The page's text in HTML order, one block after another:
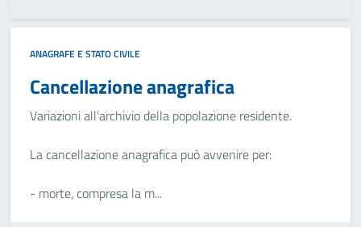
ANAGRAFE E STATO CIVILE
Cancellazione anagrafica
Variazioni all'archivio della popolazione residente.
La cancellazione anagrafica può avvenire per:
- morte, compresa la m...